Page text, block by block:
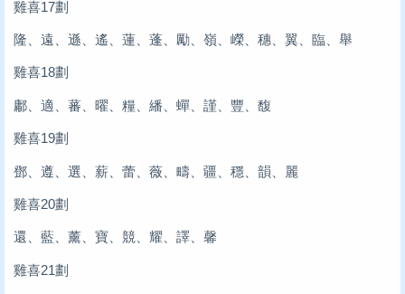
雞喜17劃
隆、遠、遜、遙、蓮、蓬、勵、嶺、嶸、穗、翼、臨、舉
雞喜18劃
鄘、適、蕃、曜、糧、繙、蟬、謹、豐、馥
雞喜19劃
鄧、遵、選、薪、蕾、薇、疇、疆、穩、韻、麗
雞喜20劃
還、藍、薰、寶、競、耀、譯、馨
雞喜21劃